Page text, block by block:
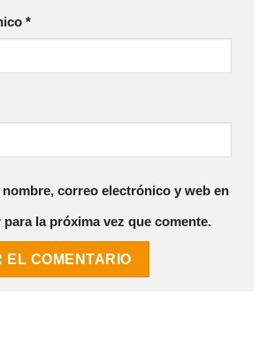
*
correo electrónico y web en
para la próxima vez que comente.